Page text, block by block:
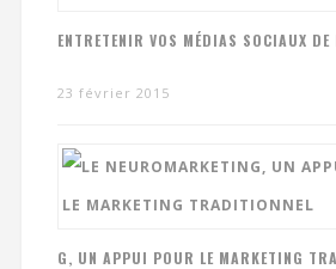
ENTRETENIR VOS MÉDIAS SOCIAUX DE
23 février 2015
G, UN APPUI POUR LE MARKETING